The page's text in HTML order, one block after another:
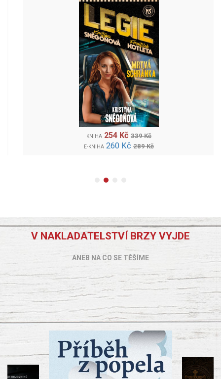
KNIHA 254 Kč 339 Kč
E-KNIHA 260 Kč 289 Kč
V NAKLADATELSTVÍ BRZY VYJDE
ANEB NA CO SE TĚŠÍME